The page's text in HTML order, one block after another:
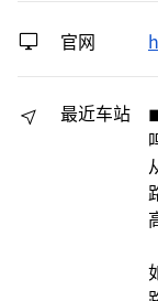
官网
最近车站